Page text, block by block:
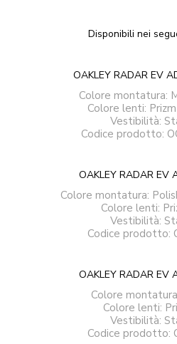
Disponibili nei
OAKLEY RADAR EV
Colore montatura:
Colore lenti:
Vestibilità:
Codice prodotto:
OAKLEY RADAR EV
Colore montatura:
Colore lenti:
Vestibilità:
Codice prodotto:
OAKLEY RADAR EV
Colore
Colore lenti:
Vestibilità:
Codice prodotto: